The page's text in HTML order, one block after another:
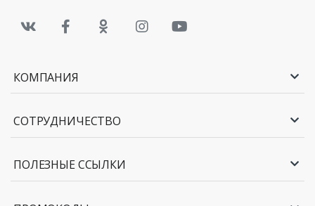
КОМПАНИЯ
СОТРУДНИЧЕСТВО
ПОЛЕЗНЫЕ ССЫЛКИ